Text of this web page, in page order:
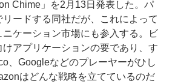
Chime」を2月13日発表した。パ
ードする同社だが、これによって
ケーション市場にも参入する。ビ
アプリケーションの要であり、す
、Googleなどのプレーヤーがひし
はどんな戦略を立てているのだ